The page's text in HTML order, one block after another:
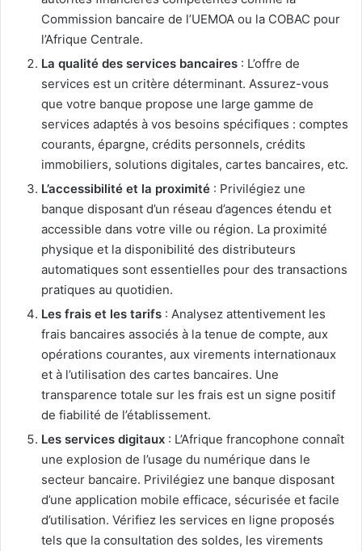
Commission bancaire de l’UEMOA ou la COBAC pour
l’Afrique Centrale.
La qualité des services bancaires : L’offre de
services est un critère déterminant. Assurez-vous
que votre banque propose une large gamme de
services adaptés à vos besoins spécifiques : comptes
courants, épargne, crédits personnels, crédits
immobiliers, solutions digitales, cartes bancaires, etc.
L’accessibilité et la proximité : Privilégiez une
banque disposant d’un réseau d’agences étendu et
accessible dans votre ville ou région. La proximité
physique et la disponibilité des distributeurs
automatiques sont essentielles pour des transactions
pratiques au quotidien.
Les frais et les tarifs : Analysez attentivement les
frais bancaires associés à la tenue de compte, aux
opérations courantes, aux virements internationaux
et à l’utilisation des cartes bancaires. Une
transparence totale sur les frais est un signe positif
de fiabilité de l’établissement.
Les services digitaux : L’Afrique francophone connaît
une explosion de l’usage du numérique dans le
secteur bancaire. Privilégiez une banque disposant
d’une application mobile efficace, sécurisée et facile
d’utilisation. Vérifiez les services en ligne proposés
tels que la consultation des soldes, les virements